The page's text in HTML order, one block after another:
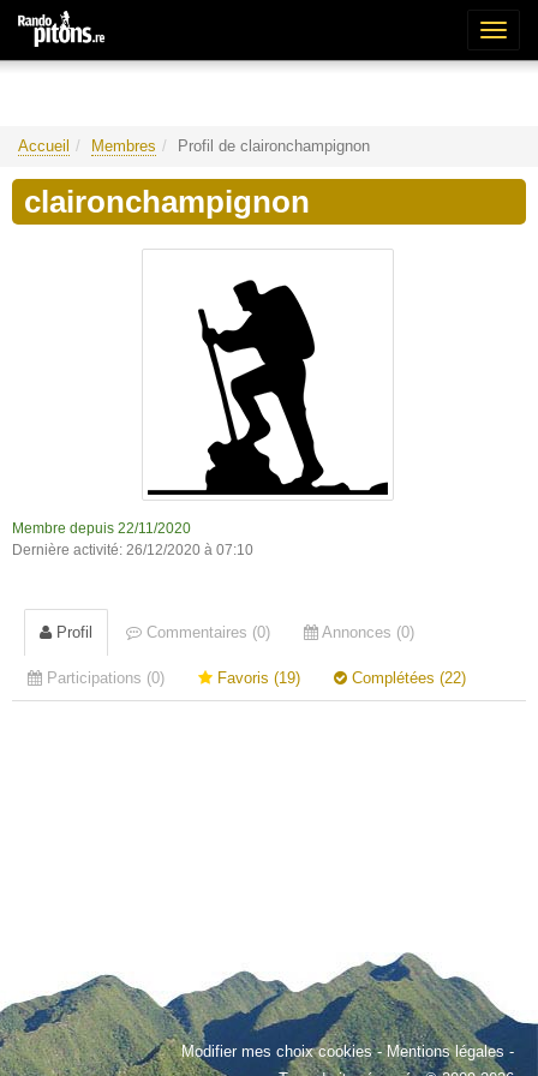
Accueil Membres Profil de claironchampignon
claironchampignon
Membre depuis 22/11/2020
Dernière activité: 26/12/2020 à 07:10
Profil Commentaires (0) Annonces (0)
Participations (0) Favoris (19) Complétées (22)
Modifier mes choix cookies-Mentions légales -